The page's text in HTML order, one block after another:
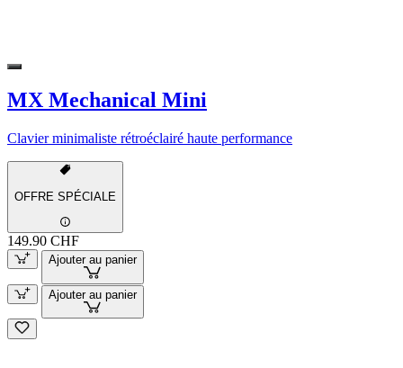
MX Mechanical Mini
Clavier minimaliste rétroéclairé haute performance
OFFRE SPÉCIALE
149.90 CHF
Ajouter au panier
Ajouter au panier